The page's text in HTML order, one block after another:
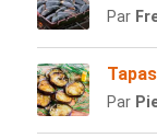
Par
Par